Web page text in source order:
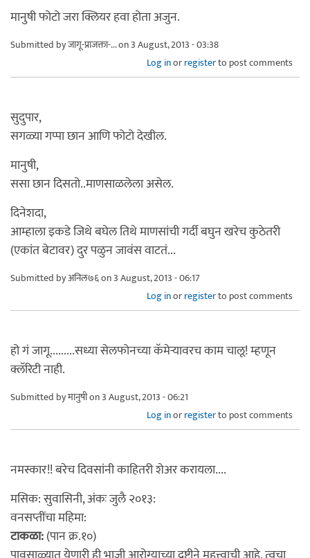
मानुषी फोटो जरा क्लियर हवा होता अजुन.
Submitted byजागू-प्राजक्ता-...on 3 August, 2013 - 03:38
Log inorregisterto post comments
सुदुपार,
सगळ्या गप्पा छान आणि फोटो देखील.
मानुषी,
ससा छान दिसतो..माणसाळलेला असेल.
दिनेशदा,
आम्हाला इकडे जिथे बघेल तिथे माणसांची गर्दी बघुन खरेच कुठेतरी
(एकांत बेटावर) दुर पळुन जावंस वाटतं...
Submitted byअनिल७६on 3 August, 2013 - 06:17
Log inorregisterto post comments
हो गं जागू.........सध्या सेलफोनच्या कॅमेर्‍यावरच काम चालू! म्हणून
क्लॅरिटी नाही.
Submitted byमानुषीon 3 August, 2013 - 06:21
Log inorregisterto post comments
नमस्कार!! बरेच दिवसांनी काहितरी शेअर करायला....
मसिक: सुवासिनी, अंकः जुलै २०१३:
वनसप्तींचा महिमा:
टाकळा:(पान क्र.१०)